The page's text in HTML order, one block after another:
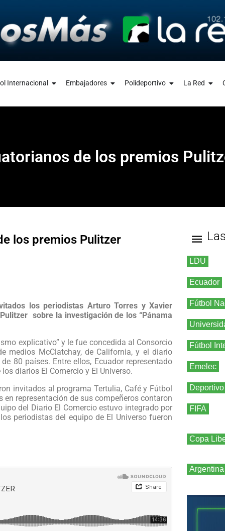
Internacional Embajadores Polideportivo La Red
de los premios
los premios Pulitzer
los periodistas Arturo Torres y Xavier
sobre la investigación de los “Pánama
explicativo” y le fue concedida al Consorcio
medios McClatchay, de California, y el diario
80 países. Entre ellos, Ecuador representado
diarios El Comercio y El Universo.
invitados al programa Tertulia, Café y Fútbol
representación de sus compeñeros contaron
del Diario El Comercio estuvo integrado por
periodistas del equipo de El Universo fueron
LDU
Ecuador
Fútbol
Fútbol
Emelec
FIFA
Copa
Argentina